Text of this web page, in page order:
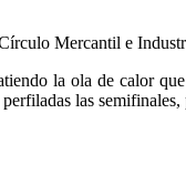
Mercantil e
la ola de calor
las